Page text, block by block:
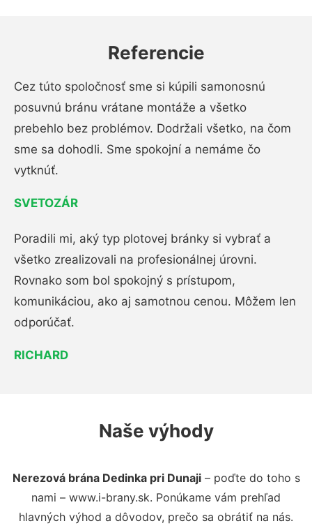
Referencie
Cez túto spoločnosť sme si kúpili samonosnú
posuvnú bránu vrátane montáže a všetko
prebehlo bez problémov. Dodržali všetko, na čom
sme sa dohodli. Sme spokojní a nemáme čo
vytknúť.
SVETOZÁR
Poradili mi, aký typ plotovej bránky si vybrať a
všetko zrealizovali na profesionálnej úrovni.
Rovnako som bol spokojný s prístupom,
komunikáciou, ako aj samotnou cenou. Môžem len
odporúčať.
RICHARD
Naše výhody
Nerezová brána Dedinka pri Dunaji– poďte do toho s
nami – www.i-brany.sk. Ponúkame vám prehľad
hlavných výhod a dôvodov, prečo sa obrátiť na nás.